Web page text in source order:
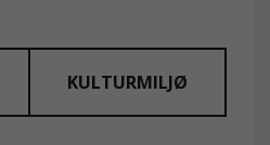
KULTURMILJØ